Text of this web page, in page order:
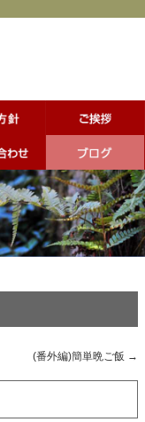
(番外編)簡単晩ご飯 →